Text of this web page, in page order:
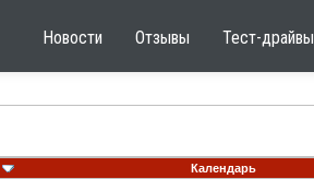
Новости Отзывы Тест-драйвы
Календарь